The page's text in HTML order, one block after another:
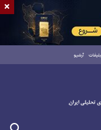
آرشیو
×